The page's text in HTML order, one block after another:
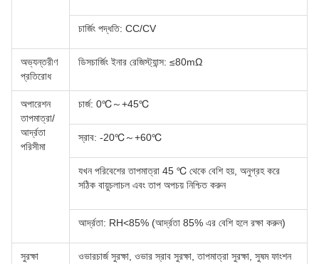
চার্জিং পদ্ধতি: CC/CV
অভ্যন্তরীণ
প্রতিরোধ
ডিসচার্জিং ইনার রেজিস্ট্যান্স: ≤80mΩ
অপারেশন
তাপমাত্রা/
আর্দ্রতা
পরিসীমা
চার্জ: 0℃～+45℃
স্রাব: -20℃～+60℃
যখন পরিবেশের তাপমাত্রা 45 ℃ থেকে বেশি হয়, অনুগ্রহ করে
সঠিক বায়ুচলাচল এবং তাপ অপচয় নিশ্চিত করুন
আর্দ্রতা: RH<85% (আর্দ্রতা 85% এর বেশি হলে রক্ষা করুন)
সুরক্ষা
ওভারচার্জ সুরক্ষা, ওভার স্রাব সুরক্ষা, তাপমাত্রা সুরক্ষা, সুষম ফাংশন